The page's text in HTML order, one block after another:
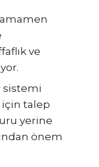
ve
sistemi
talep
yerine
önem